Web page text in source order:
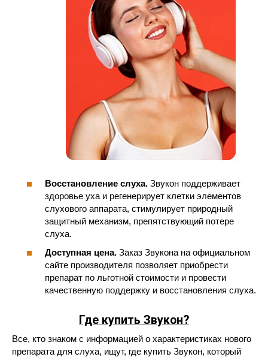
Восстановление слуха. Звукон поддерживает
здоровье уха и регенерирует клетки элементов
слухового аппарата, стимулирует природный
защитный механизм, препятствующий потере
слуха.
Доступная цена. Заказ Звукона на официальном
сайте производителя позволяет приобрести
препарат по льготной стоимости и провести
качественную поддержку и восстановления слуха.
Где купить Звукон?
Все, кто знаком с информацией о характеристиках нового
препарата для слуха, ищут, где купить Звукон, который